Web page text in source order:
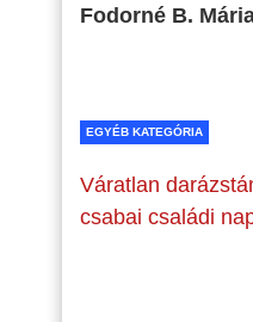
Fodorné B.
EGYÉB KATEGÓRIA
Váratlan
csabai családi